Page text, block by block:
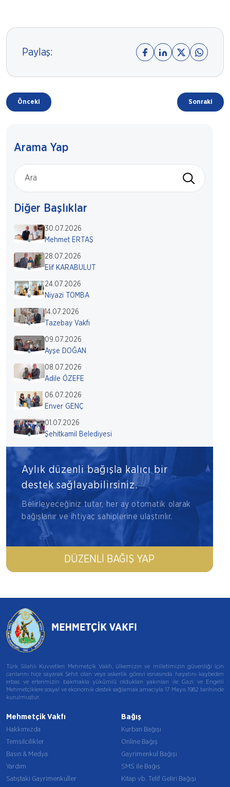
Paylaş:
Önceki Sonraki
Arama Yap
Diğer Başlıklar
30.07.2026
Mehmet ERTAŞ
28.07.2026
Elif KARABULUT
24.07.2026
Niyazi TOMBA
14.07.2026
Tazebay Vakfı
09.07.2026
Ayşe DOĞAN
08.07.2026
Adile ÖZEFE
06.07.2026
Enver GENÇ
01.07.2026
Şehitkamil Belediyesi
Aylık düzenli bağışla kalıcı bir
destek sağlayabilirsiniz.
Belirleyeceğiniz tutar, her ay otomatik olarak
bağışlanır ve ihtiyaç sahiplerine ulaştırılır.
DÜZENLI BAĞIŞ YAP
Türk Silahlı Kuvvetleri Mehmetçik Vakfı, ülkemizin ve milletimizin güvenliği için
canlarını hiçe sayarak Şehit olan veya askerlik görevi esnasında hayatını kaybeden
erbaş ve erlerimizin bakmakla yükümlü oldukları yakınları ile Gazi ve Engelli
Mehmetçiklere sosyal ve ekonomik destek sağlamak amacıyla 17 Mayıs 1982 tarihinde
kurulmuştur.
Mehmetçik Vakfı
Hakkımızda
Temsilcilikler
Basın & Medya
Yardım
Satıştaki Gayrimenkuller
Bağış
Kurban Bağışı
Online Bağış
Gayrimenkul Bağışı
SMS ile Bağış
Kitap vb. Telif Geliri Bağışı